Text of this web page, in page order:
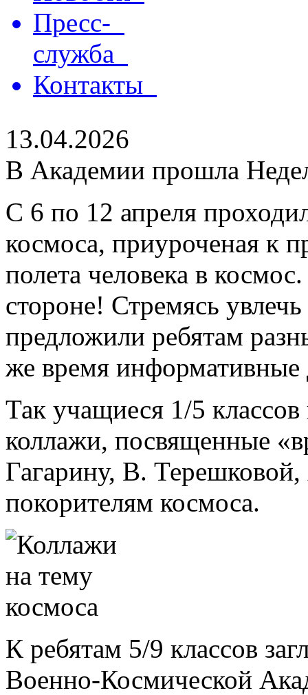
Пресс-
служба
Контакты
13.04.2026
В Академии прошла
С 6 по 12 апреля
космоса, приуроченая к
полета человека в
стороне! Стремясь
предложили ребятам
же время информативные
Так учащиеся 1/5
коллажи, посвященные
Гагарину, В.
покорителям космоса.
К ребятам 5/9 классов
Военно-Космической